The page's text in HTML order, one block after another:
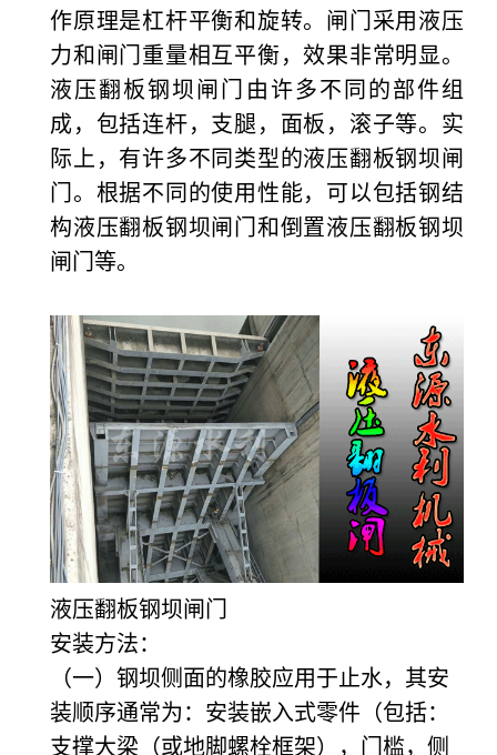
作原理是杠杆平衡和旋转。闸门采用液压
力和闸门重量相互平衡，效果非常明显。
液压翻板钢坝闸门由许多不同的部件组
成，包括连杆，支腿，面板，滚子等。实
际上，有许多不同类型的液压翻板钢坝闸
门。根据不同的使用性能，可以包括钢结
构液压翻板钢坝闸门和倒置液压翻板钢坝
闸门等。
液压翻板钢坝闸门
安装方法：
（一）钢坝侧面的橡胶应用于止水，其安
装顺序通常为：安装嵌入式零件（包括：
支撑大梁（或地脚螺栓框架），门槛，侧